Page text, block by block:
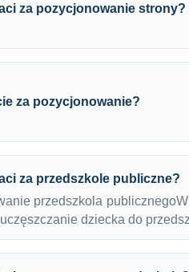
za pozycjonowanie strony?
za pozycjonowanie?
za przedszkole publiczne?
przedszkola
dziecka do